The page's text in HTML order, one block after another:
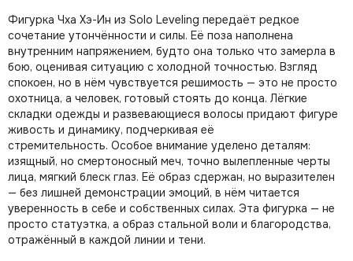
Фигурка Чха Хэ-Ин из Solo Leveling передаёт редкое
сочетание утончённости и силы. Её поза наполнена
внутренним напряжением, будто она только что замерла в
бою, оценивая ситуацию с холодной точностью. Взгляд
спокоен, но в нём чувствуется решимость — это не просто
охотница, а человек, готовый стоять до конца. Лёгкие
складки одежды и развевающиеся волосы придают фигуре
живость и динамику, подчеркивая её
стремительность. Особое внимание уделено деталям:
изящный, но смертоносный меч, точно вылепленные черты
лица, мягкий блеск глаз. Её образ сдержан, но выразителен
— без лишней демонстрации эмоций, в нём читается
уверенность в себе и собственных силах. Эта фигурка — не
просто статуэтка, а образ стальной воли и благородства,
отражённый в каждой линии и тени.